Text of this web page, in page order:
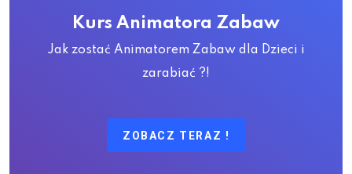
Kurs Animatora Zabaw
Jak zostać Animatorem Zabaw dla Dzieci i
zarabiać ?!
ZOBACZ TERAZ !